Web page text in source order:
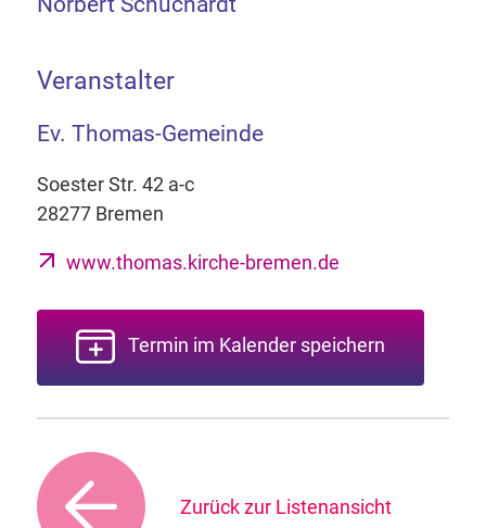
Veranstalter
Ev. Thomas-Gemeinde
Soester Str. 42 a-c
28277 Bremen
www.thomas.kirche-bremen.de
Termin im Kalender speichern
Zurück zur Listenansicht